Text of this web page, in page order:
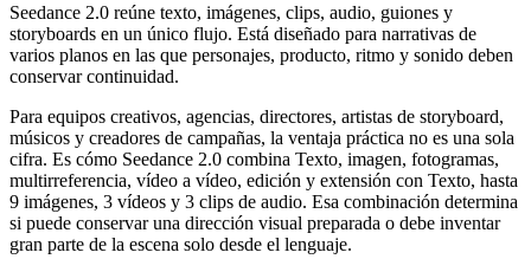
Seedance 2.0 reúne texto, imágenes, clips, audio, guiones y
storyboards en un único flujo. Está diseñado para narrativas de
varios planos en las que personajes, producto, ritmo y sonido deben
conservar continuidad.
Para equipos creativos, agencias, directores, artistas de storyboard,
músicos y creadores de campañas, la ventaja práctica no es una sola
cifra. Es cómo Seedance 2.0 combina Texto, imagen, fotogramas,
multirreferencia, vídeo a vídeo, edición y extensión con Texto, hasta
9 imágenes, 3 vídeos y 3 clips de audio. Esa combinación determina
si puede conservar una dirección visual preparada o debe inventar
gran parte de la escena solo desde el lenguaje.